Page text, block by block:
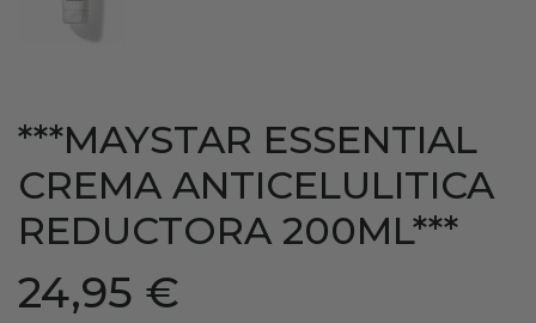
***MAYSTAR ESSENTIAL
CREMA ANTICELULITICA
REDUCTORA 200ML***
24,95 €